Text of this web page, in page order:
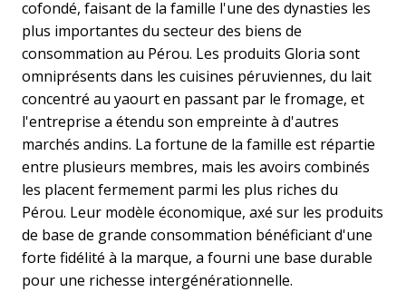
cofondé, faisant de la famille l'une des dynasties les
plus importantes du secteur des biens de
consommation au Pérou. Les produits Gloria sont
omniprésents dans les cuisines péruviennes, du lait
concentré au yaourt en passant par le fromage, et
l'entreprise a étendu son empreinte à d'autres
marchés andins. La fortune de la famille est répartie
entre plusieurs membres, mais les avoirs combinés
les placent fermement parmi les plus riches du
Pérou. Leur modèle économique, axé sur les produits
de base de grande consommation bénéficiant d'une
forte fidélité à la marque, a fourni une base durable
pour une richesse intergénérationnelle.